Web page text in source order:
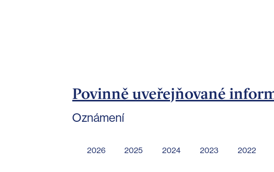
Povinně uveřejňované
Oznámení
2026 2025 2024 2023 2022